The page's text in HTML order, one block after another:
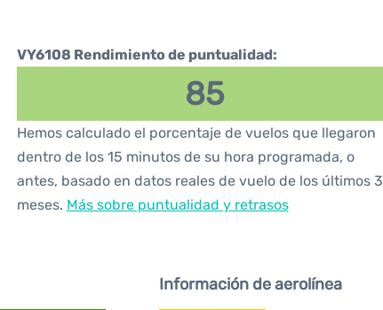
VY6108 Rendimiento de puntualidad:
85
Hemos calculado el porcentaje de vuelos que llegaron
dentro de los 15 minutos de su hora programada, o
antes, basado en datos reales de vuelo de los últimos 3
meses. Más sobre puntualidad y retrasos
Información de aerolínea